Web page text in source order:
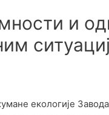
и
екологије